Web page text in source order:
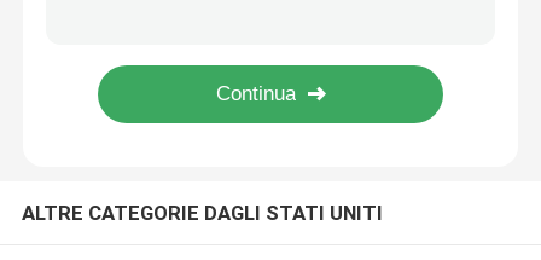
Cuscinetto a rulli cilindrico
Cuscinetto a sfera angolare del contatto
ALTRE CATEGORIE DAGLI STATI UNITI